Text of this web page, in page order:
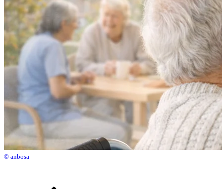
© anbosa